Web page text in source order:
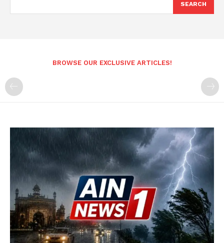
SEARCH
BROWSE OUR EXCLUSIVE ARTICLES!